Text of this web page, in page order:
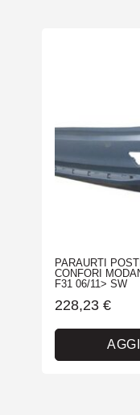
PARAURTI
CONFORI
F31 06/11> SW
228,23 €